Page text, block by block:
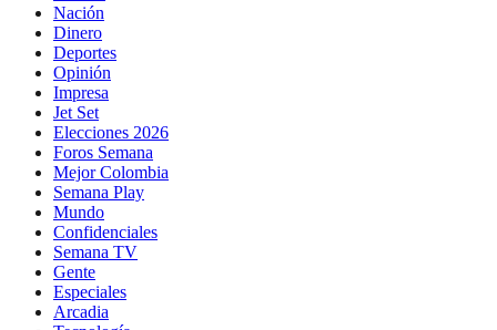
Nación
Dinero
Deportes
Opinión
Impresa
Jet Set
Elecciones 2026
Foros Semana
Mejor Colombia
Semana Play
Mundo
Confidenciales
Semana TV
Gente
Especiales
Arcadia